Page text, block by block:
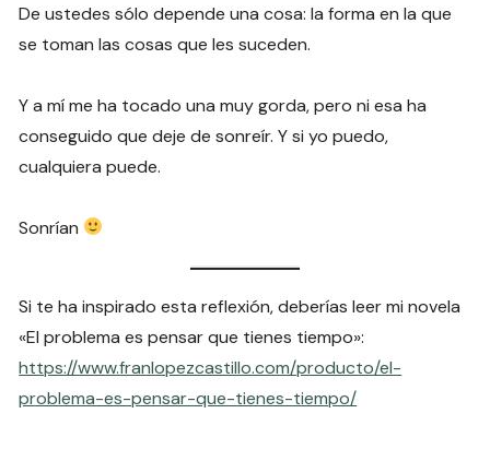
De ustedes sólo depende una cosa: la forma en la que
se toman las cosas que les suceden.
Y a mí me ha tocado una muy gorda, pero ni esa ha
conseguido que deje de sonreír. Y si yo puedo,
cualquiera puede.
Sonrían
Si te ha inspirado esta reflexión, deberías leer mi novela
«El problema es pensar que tienes tiempo»:
https://www.franlopezcastillo.com/producto/el-
problema-es-pensar-que-tienes-tiempo/